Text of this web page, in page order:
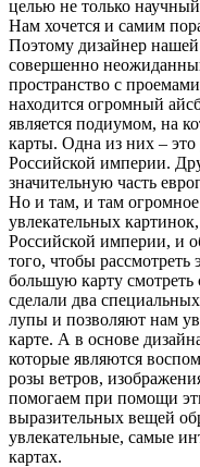
целью не только
Нам хочется и самим
Поэтому дизайнер
совершенно
пространство с
находится огромный
является подиумом, на
карты. Одна из них – это
Российской империи.
значительную часть
Но и там, и там
увлекательных
Российской империи, и
того, чтобы
большую карту смотреть
сделали два
лупы и позволяют нам
карте. А в основе
которые являются
розы ветров,
помогаем при помощи
выразительных вещей
увлекательные, самые
картах.